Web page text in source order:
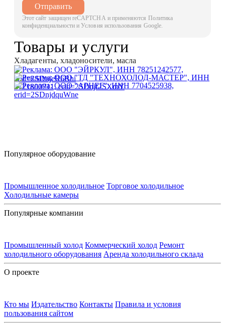
Отправить
Этот сайт защищен reCAPTCHA и применяются Политика
конфиденциальности и Условия использования Google.
Товары и услуги
Хладагенты, хладоносители, масла
Популярное оборудование
Промышленное холодильное Торговое холодильное
Холодильные камеры
Популярные компании
Промышленный холод Коммерческий холод Ремонт
холодильного оборудования Аренда холодильного склада
О проекте
Кто мы Издательство Контакты Правила и условия
пользования сайтом